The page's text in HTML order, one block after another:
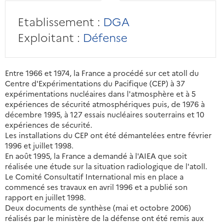
Etablissement : DGA
Exploitant : Défense
Entre 1966 et 1974, la France a procédé sur cet atoll du
Centre d'Expérimentations du Pacifique (CEP) à 37
expérimentations nucléaires dans l'atmosphère et à 5
expériences de sécurité atmosphériques puis, de 1976 à
décembre 1995, à 127 essais nucléaires souterrains et 10
expériences de sécurité.
Les installations du CEP ont été démantelées entre février
1996 et juillet 1998.
En août 1995, la France a demandé à l'AIEA que soit
réalisée une étude sur la situation radiologique de l'atoll.
Le Comité Consultatif International mis en place a
commencé ses travaux en avril 1996 et a publié son
rapport en juillet 1998.
Deux documents de synthèse (mai et octobre 2006)
réalisés par le ministère de la défense ont été remis aux